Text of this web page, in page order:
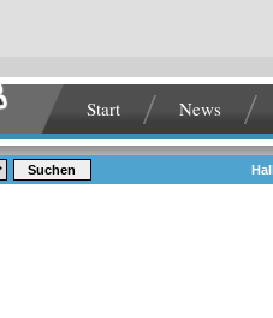
Start News
Suchen